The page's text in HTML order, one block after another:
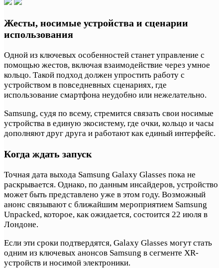
Жесты, носимые устройства и сценарии
использования
Одной из ключевых особенностей станет управление с
помощью жестов, включая взаимодействие через умное
кольцо. Такой подход должен упростить работу с
устройством в повседневных сценариях, где
использование смартфона неудобно или нежелательно.
Samsung, судя по всему, стремится связать свои носимые
устройства в единую экосистему, где очки, кольцо и часы
дополняют друг друга и работают как единый интерфейс.
Когда ждать запуск
Точная дата выхода Samsung Galaxy Glasses пока не
раскрывается. Однако, по данным инсайдеров, устройство
может быть представлено уже в этом году. Возможный
анонс связывают с ближайшим мероприятием Samsung
Unpacked, которое, как ожидается, состоится 22 июля в
Лондоне.
Если эти сроки подтвердятся, Galaxy Glasses могут стать
одним из ключевых анонсов Samsung в сегменте XR-
устройств и носимой электроники.